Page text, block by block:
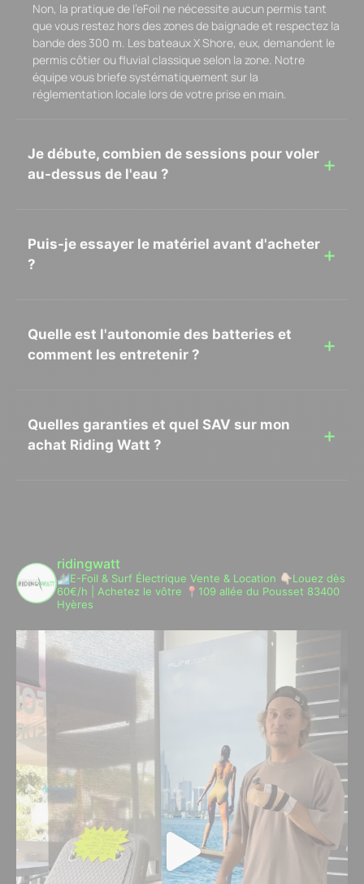
Non, la pratique de l’eFoil ne nécessite aucun permis tant
que vous restez hors des zones de baignade et respectez la
bande des 300 m. Les bateaux X Shore, eux, demandent le
permis côtier ou fluvial classique selon la zone. Notre
équipe vous briefe systématiquement sur la
réglementation locale lors de votre prise en main.
Je débute, combien de sessions pour voler
au-dessus de l'eau ?
Puis-je essayer le matériel avant d'acheter
?
Quelle est l'autonomie des batteries et
comment les entretenir ?
Quelles garanties et quel SAV sur mon
achat Riding Watt ?
ridingwatt
🏄🏾‍♂️E-Foil & Surf Électrique Vente & Location 👇🏼Louez dès
60€/h | Achetez le vôtre 📍109 allée du Pousset 83400
Hyères